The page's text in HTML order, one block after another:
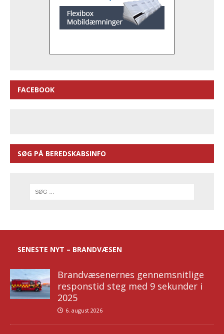
FACEBOOK
SØG PÅ BEREDSKABSINFO
SENESTE NYT – BRANDVÆSEN
Brandvæsenernes gennemsnitlige
responstid steg med 9 sekunder i
2025
6. august 2026